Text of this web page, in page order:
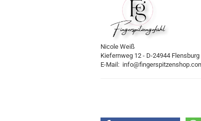
Nicole Weiß
Kiefernweg 12 - D-24944 Flensburg
E-Mail: